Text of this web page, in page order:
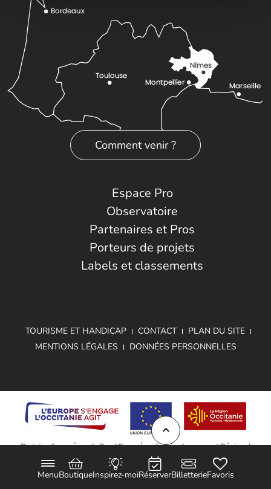
MenuBoutiqueInspirez-moiRéserverBilletterieFavoris
Comment venir ?
Espace Pro
Observatoire
Partenaires et Pros
Porteurs de projets
Labels et classements
TOURISME ET HANDICAP CONTACT
PLAN DU SITE
MENTIONS LÉGALES
DONNÉES PERSONNELLES
Projet cofinancé par le Fond Européen de Développement Régional